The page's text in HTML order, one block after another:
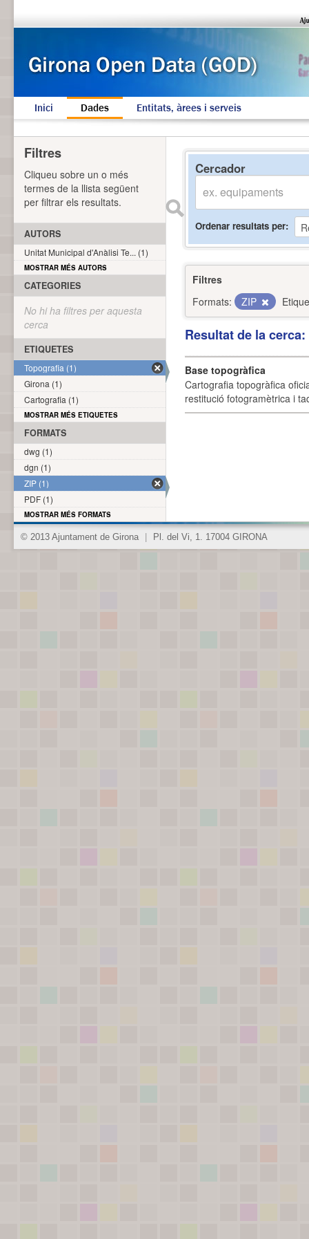
Inici Dades Entitats, àrees i serveis
Cercador
Ordenar resultats per
Filtres
Formats:
ZIP
Resultat de la
Base topogràfica
Cartografia topogràfica
restitució fotogramètrica i
Filtres
Cliqueu sobre un o més
termes de la llista següent
per filtrar els resultats.
AUTORS
Unitat Municipal d'Anàlisi Te... (1)
MOSTRAR MÉS AUTORS
CATEGORIES
No hi ha filtres per aquesta
cerca
ETIQUETES
Topografia (1)
Girona (1)
Cartografia (1)
MOSTRAR MÉS ETIQUETES
FORMATS
dwg (1)
dgn (1)
ZIP (1)
PDF (1)
MOSTRAR MÉS FORMATS
© 2013 Ajuntament de Girona Pl. del Vi, 1. 17004 GIRONA